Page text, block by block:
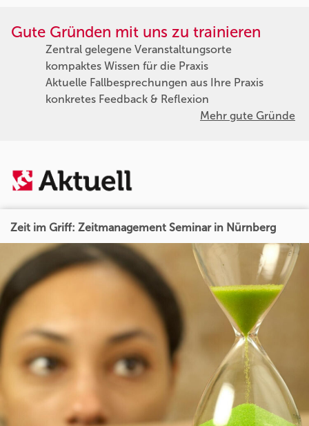
Gute Gründen mit uns zu trainieren
Zentral gelegene Veranstaltungsorte
kompaktes Wissen für die Praxis
Aktuelle Fallbesprechungen aus Ihre Praxis
konkretes Feedback & Reflexion
Mehr gute Gründe
Zeit im Griff: Zeitmanagement Seminar in Nürnberg